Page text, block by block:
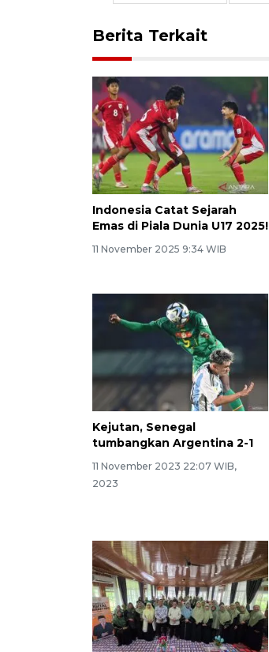
Berita Terkait
Indonesia Catat Sejarah
Emas di Piala Dunia U17 2025!
11 November 2025 9:34 WIB
Kejutan, Senegal
tumbangkan Argentina 2-1
11 November 2023 22:07 WIB,
2023